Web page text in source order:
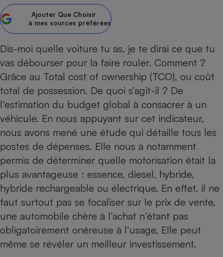
Ajouter Que Choisir
à mes sources préférées
Dis-moi quelle voiture tu as, je te dirai ce que tu
vas débourser pour la faire rouler. Comment ?
Grâce au Total cost of ownership (TCO), ou coût
total de possession. De quoi s’agit-il ? De
l’estimation du budget global à consacrer à un
véhicule. En nous appuyant sur cet indicateur,
nous avons mené une étude qui détaille tous les
postes de dépenses. Elle nous a notamment
permis de déterminer quelle motorisation était la
plus avantageuse : essence, diesel, hybride,
hybride rechargeable ou électrique. En effet, il ne
faut surtout pas se focaliser sur le prix de vente,
une automobile chère à l’achat n’étant pas
obligatoirement onéreuse à l’usage. Elle peut
même se révéler un meilleur investissement.
bouteille
Assurance emprunteur
Banque
Lave-linge
Plaque de cuisson à
Téléviseur
Téléphone mobile -
Smartphone
Matelas
Radiateur électrique
Antimoustique